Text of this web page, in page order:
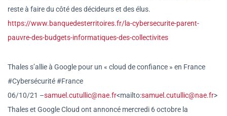
reste à faire du côté des décideurs et des élus.
https://www.banquedesterritoires.fr/la-cybersecurite-parent-
pauvre-des-budgets-informatiques-des-collectivites
Thales s’allie à Google pour un « cloud de confiance » en France
#Cybersécurité #France
06/10/21 –samuel.cutullic@nae.fr<mailto:samuel.cutullic@nae.fr>
Thales et Google Cloud ont annoncé mercredi 6 octobre la